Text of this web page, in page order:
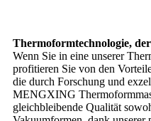
Thermoformtechnologie,
Wenn Sie in eine unserer
profitieren Sie von den
die durch Forschung und
MENGXING
gleichbleibende Qualität